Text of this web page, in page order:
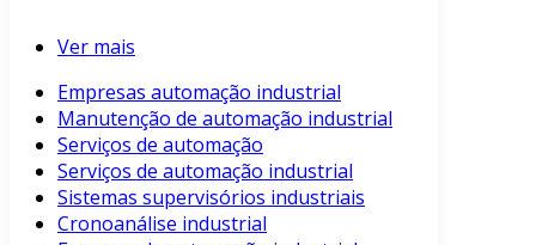
Ver mais
Empresas automação industrial
Manutenção de automação industrial
Serviços de automação
Serviços de automação industrial
Sistemas supervisórios industriais
Cronoanálise industrial